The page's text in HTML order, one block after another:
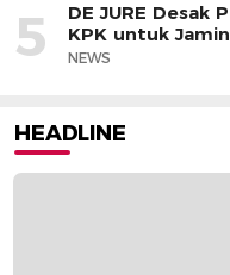
5
DE JURE Desak
KPK untuk
NEWS
HEADLINE